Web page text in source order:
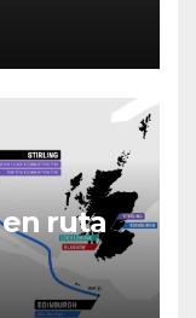
ruta